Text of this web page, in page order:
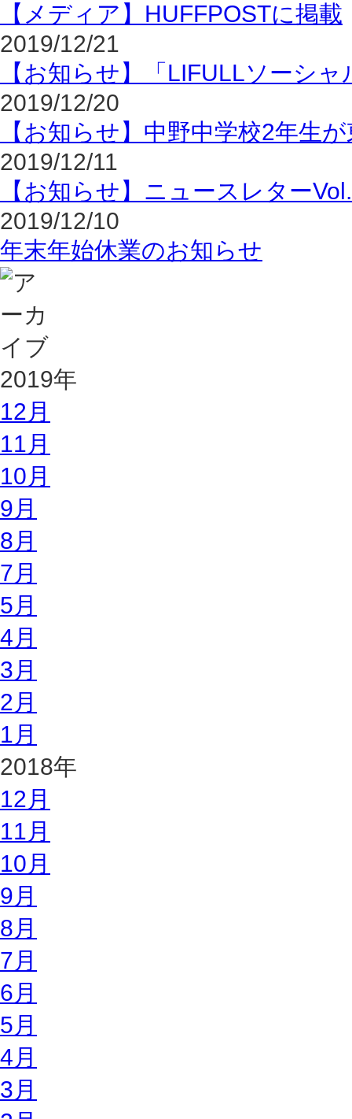
【メディア】HUFFPOSTに掲載
2019/12/21
【お知らせ】「LIFULLソーシ
2019/12/20
【お知らせ】中野中学校2年生
2019/12/11
【お知らせ】ニュースレター
2019/12/10
年末年始休業のお知らせ
2019年
12月
11月
10月
9月
8月
7月
5月
4月
3月
2月
1月
2018年
12月
11月
10月
9月
8月
7月
6月
5月
4月
3月